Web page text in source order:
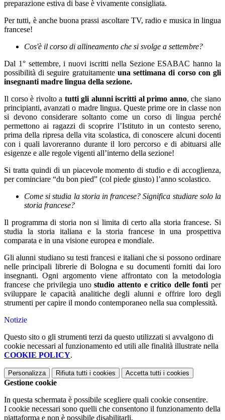
preparazione estiva di base è vivamente consigliata.
Per tutti, è anche buona prassi ascoltare TV, radio e musica in lingua
francese!
Cos'è il corso di allineamento che si svolge a settembre?
Dal 1° settembre, i nuovi iscritti nella Sezione ESABAC hanno la
possibilità di seguire gratuitamente una settimana di corso con gli
insegnanti madre lingua della sezione.
Il corso è rivolto a tutti gli alunni iscritti al primo anno, che siano
principianti, avanzati o madre lingua. Queste prime ore in classe non
si devono considerare soltanto come un corso di lingua perché
permettono ai ragazzi di scoprire l’Istituto in un contesto sereno,
prima della ripresa della vita scolastica, di conoscere alcuni docenti
con i quali lavoreranno durante il loro percorso e di abituarsi alle
esigenze e alle regole vigenti all’interno della sezione!
Si tratta quindi di un piacevole momento di studio e di accoglienza,
per cominciare “du bon pied” (col piede giusto) l’anno scolastico.
Come si studia la storia in francese? Significa studiare solo la
storia francese?
Il programma di storia non si limita di certo alla storia francese. Si
studia la storia italiana e la storia francese in una prospettiva
comparata e in una visione europea e mondiale.
Gli alunni studiano su testi francesi e italiani che si possono ordinare
nelle principali librerie di Bologna e su documenti forniti dai loro
insegnanti. Ogni argomento viene affrontato con la metodologia
francese che privilegia unostudio attento e critico delle fonti per
sviluppare le capacità analitiche degli alunni e offrire loro degli
strumenti per capire il mondo contemporaneo nella sua complessità.
Notizie
Questo sito o gli strumenti terzi da questo utilizzati si avvalgono di
cookie necessari al funzionamento ed utili alle finalità illustrate nella
COOKIE POLICY.
Personalizza Rifiuta tutti i cookies Accetta tutti i cookies
Gestione cookie
In questa schermata è possibile scegliere quali cookie consentire.
I cookie necessari sono quelli che consentono il funzionamento della
piattaforma e non è possibile disabilitarli.